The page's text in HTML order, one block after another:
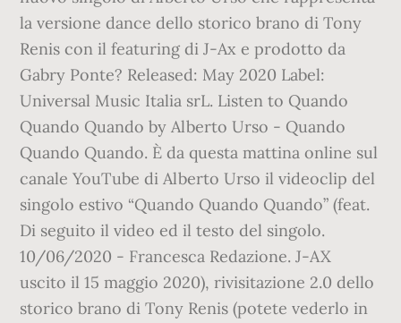
la versione dance dello storico brano di Tony
Renis con il featuring di J-Ax e prodotto da
Gabry Ponte? Released: May 2020 Label:
Universal Music Italia srL. Listen to Quando
Quando Quando by Alberto Urso - Quando
Quando Quando. È da questa mattina online sul
canale YouTube di Alberto Urso il videoclip del
singolo estivo “Quando Quando Quando” (feat.
Di seguito il video ed il testo del singolo.
10/06/2020 - Francesca Redazione. J-AX
uscito il 15 maggio 2020), rivisitazione 2.0 dello
storico brano di Tony Renis (potete vederlo in